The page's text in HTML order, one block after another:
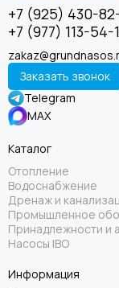
+7 (925) 430-
+7 (977) 113-54-
Заказать звонок
Telegram
MAX
Каталог
Отопление
Водоснабжение
Дренаж и
Промышленное
Принадлежности и
Насосы IBO
Информация